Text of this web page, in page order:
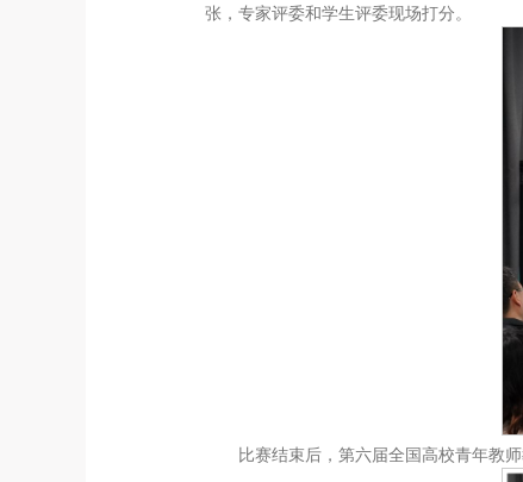
张，专家评委和学生评委现场打分。
比赛结束后，第六届全国高校青年教